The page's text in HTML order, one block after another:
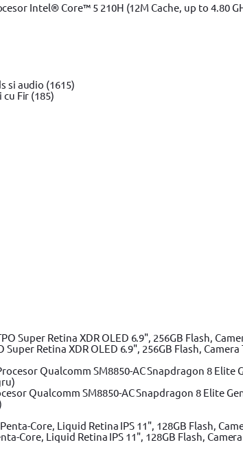
Intel® Core™ 5 210H (12M Cache, up to 4.80
si audio (1615)
Fir (185)
Retina XDR OLED 6.9", 256GB Flash, Camera
Qualcomm SM8850-AC Snapdragon 8 Elite
Core, Liquid Retina IPS 11", 128GB Flash,